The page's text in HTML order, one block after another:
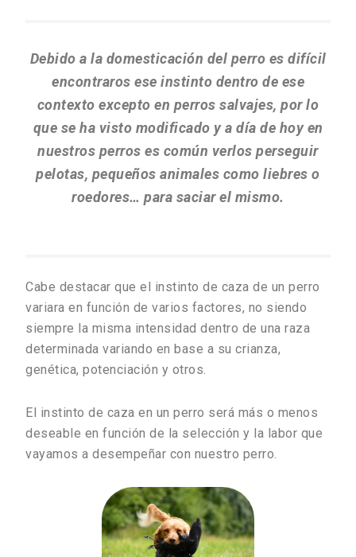
Debido a la domesticación del perro es difícil
encontraros ese instinto dentro de ese
contexto excepto en perros salvajes, por lo
que se ha visto modificado y a día de hoy en
nuestros perros es común verlos perseguir
pelotas, pequeños animales como liebres o
roedores… para saciar el mismo.
Cabe destacar que el instinto de caza de un perro
variara en función de varios factores, no siendo
siempre la misma intensidad dentro de una raza
determinada variando en base a su crianza,
genética, potenciación y otros.
El instinto de caza en un perro será más o menos
deseable en función de la selección y la labor que
vayamos a desempeñar con nuestro perro.